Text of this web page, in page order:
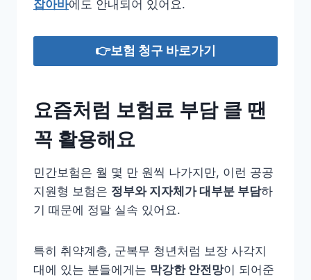
잡아바에도 안내되어 있어요.
👉보험 청구 바로가기
요즘처럼 보험료 부담 클 땐
꼭 활용해요
민간보험은 월 몇 만 원씩 나가지만, 이런 공공
지원형 보험은 정부와 지자체가 대부분 부담하
기 때문에 정말 실속 있어요.
특히 취약계층, 군복무 청년처럼 보장 사각지
대에 있는 분들에게는 막강한 안전망이 되어준